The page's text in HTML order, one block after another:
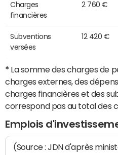
Charges
financières
2 760 €
Subventions
versées
12 420 €
* La somme des charges de
charges externes, des
charges financières et des
correspond pas au total des
Emplois
(Source : JDN d'après